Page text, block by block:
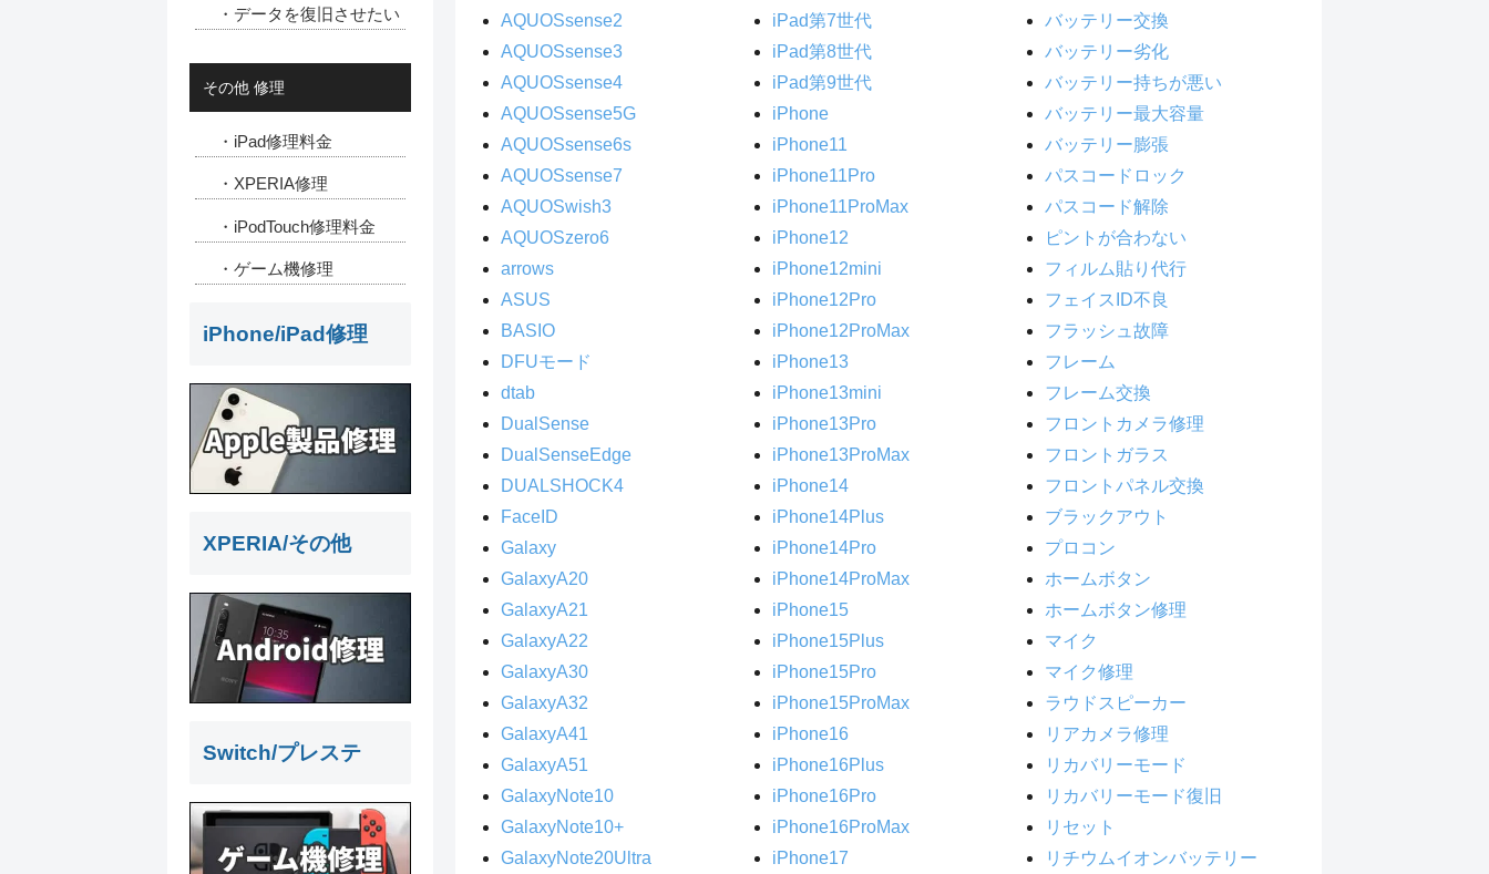
AQUOSsense2
AQUOSsense3
AQUOSsense4
AQUOSsense5G
AQUOSsense6s
AQUOSsense7
AQUOSwish3
AQUOSzero6
arrows
ASUS
BASIO
DFUモード
dtab
DualSense
DualSenseEdge
DUALSHOCK4
FaceID
Galaxy
GalaxyA20
GalaxyA21
GalaxyA22
GalaxyA30
GalaxyA32
GalaxyA41
GalaxyA51
GalaxyNote10
GalaxyNote10+
GalaxyNote20Ultra
iPad第7世代
iPad第8世代
iPad第9世代
iPhone
iPhone11
iPhone11Pro
iPhone11ProMax
iPhone12
iPhone12mini
iPhone12Pro
iPhone12ProMax
iPhone13
iPhone13mini
iPhone13Pro
iPhone13ProMax
iPhone14
iPhone14Plus
iPhone14Pro
iPhone14ProMax
iPhone15
iPhone15Plus
iPhone15Pro
iPhone15ProMax
iPhone16
iPhone16Plus
iPhone16Pro
iPhone16ProMax
iPhone17
バッテリー交換
バッテリー劣化
バッテリー持ちが悪い
バッテリー最大容量
バッテリー膨張
パスコードロック
パスコード解除
ピントが合わない
フィルム貼り代行
フェイスID不良
フラッシュ故障
フレーム
フレーム交換
フロントカメラ修理
フロントガラス
フロントパネル交換
ブラックアウト
プロコン
ホームボタン
ホームボタン修理
マイク
マイク修理
ラウドスピーカー
リアカメラ修理
リカバリーモード
リカバリーモード復旧
リセット
リチウムイオンバッテリー
・データを復旧させたい
その他 修理
・iPad修理料金
・XPERIA修理
・iPodTouch修理料金
・ゲーム機修理
iPhone/iPad修理
XPERIA/その他
Switch/プレステ